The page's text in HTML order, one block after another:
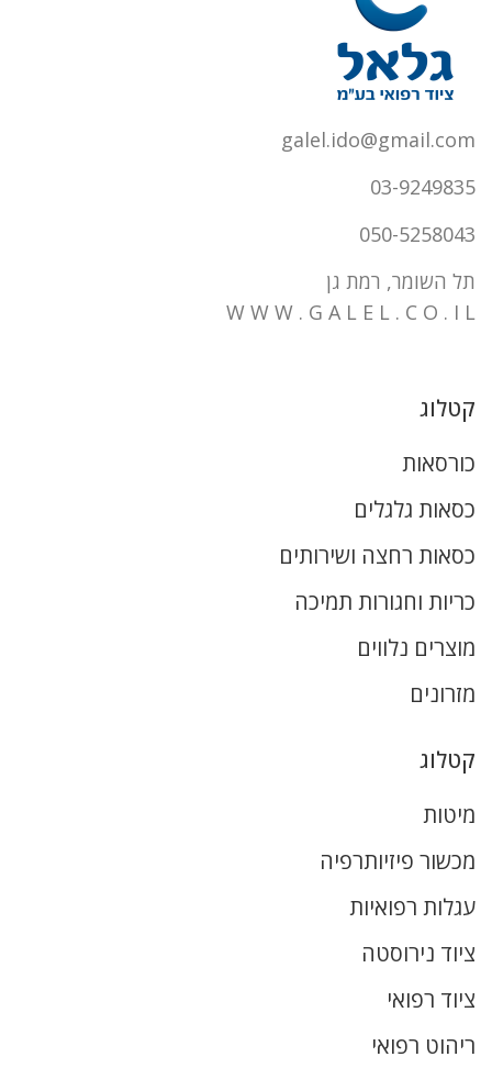
galel.ido@gmail.com
03-9249835
050-5258043
תל השומר, רמת גן
W W W . G A L E L . C O . I L
קטלוג
כורסאות
כסאות גלגלים
כסאות רחצה ושירותים
כריות וחגורות תמיכה
מוצרים נלווים
מזרונים
קטלוג
מיטות
מכשור פיזיותרפיה
עגלות רפואיות
ציוד נירוסטה
ציוד רפואי
ריהוט רפואי